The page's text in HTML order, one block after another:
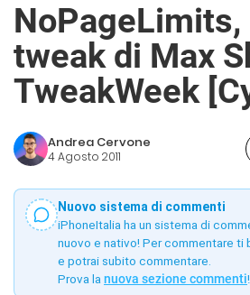
tweak di Max
TweakWeek
Andrea Cervone
4 Agosto 2011
Nuovo sistema di commenti
iPhoneItalia ha un sistema di
nuovo e nativo! Per commentare ti
e potrai subito commentare.
Prova la nuova sezione commenti!